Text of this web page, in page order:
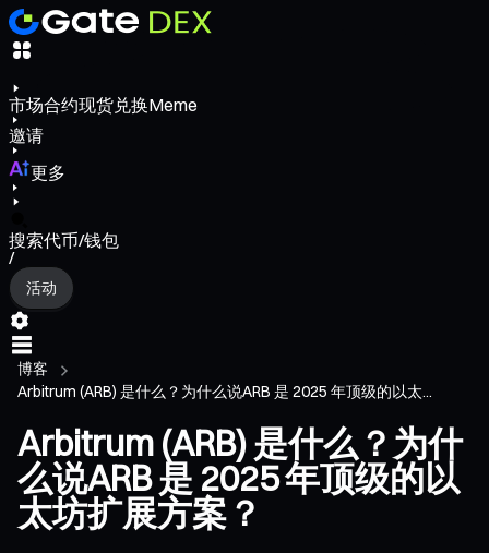
市场合约现货兑换Meme
邀请
更多
搜索代币/钱包
/
活动
博客
Arbitrum (ARB) 是什么？为什么说ARB 是 2025 年顶级的以太...
Arbitrum (ARB) 是什么？为什
么说ARB 是 2025 年顶级的以
太坊扩展方案？